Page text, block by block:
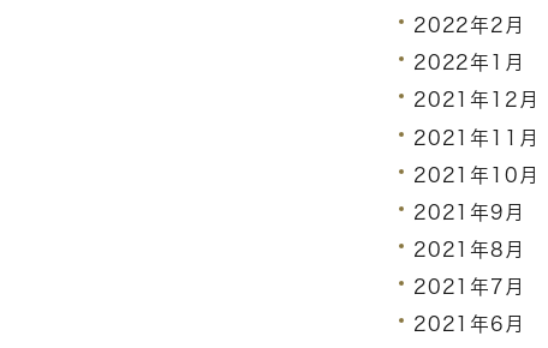
2022年2月
2022年1月
2021年12月
2021年11月
2021年10月
2021年9月
2021年8月
2021年7月
2021年6月